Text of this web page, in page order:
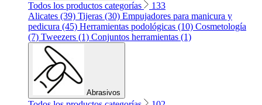
Todos los productos categorías
133
Alicates (39) Tijeras (30) Empujadores para manicura y
pedicura (45) Herramientas podológicas (10) Cosmetología
(7) Tweezers (1) Conjuntos herramientas (1)
Abrasivos